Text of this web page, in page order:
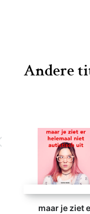
Andere
maar je ziet